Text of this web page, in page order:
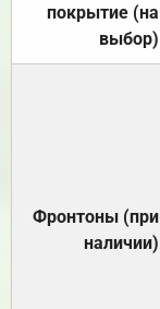
покрытие (на
выбор)
Фронтоны (при
наличии)